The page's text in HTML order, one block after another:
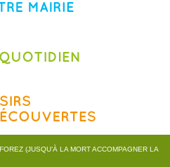
(JUSQU’À LA MORT ACCOMPAGNER LA